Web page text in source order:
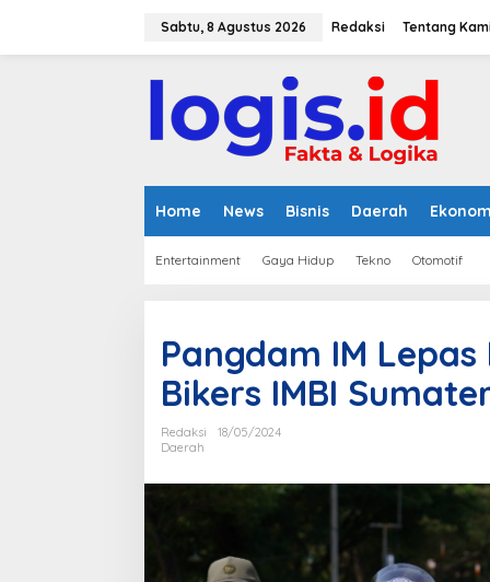
Sabtu, 8 Agustus 2026 Redaksi Tentang
Home News Bisnis Daerah
Entertainment Gaya Hidup Tekno Otomotif
Pangdam IM
Bikers IMBI
Redaksi
18/05/2024
Daerah